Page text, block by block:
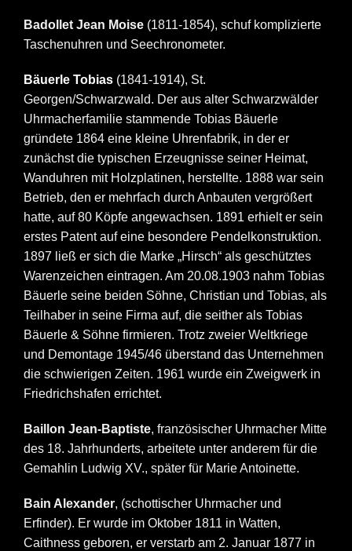
Badollet Jean Moise (1811-1854), schuf komplizierte
Taschenuhren und Seechronometer.
Bäuerle Tobias (1841-1914), St.
Georgen/Schwarzwald. Der aus alter Schwarzwälder
Uhrmacherfamilie stammende Tobias Bäuerle
gründete 1864 eine kleine Uhrenfabrik, in der er
zunächst die typischen Erzeugnisse seiner Heimat,
Wanduhren mit Holzplatinen, herstellte. 1888 war sein
Betrieb, den er mehrfach durch Anbauten vergrößert
hatte, auf 80 Köpfe angewachsen. 1891 erhielt er sein
erstes Patent auf eine besondere Pendelkonstruktion.
1897 ließ er sich die Marke „Hirsch“ als geschütztes
Warenzeichen eintragen. Am 20.08.1903 nahm Tobias
Bäuerle seine beiden Söhne, Christian und Tobias, als
Teilhaber in seine Firma auf, die seither als Tobias
Bäuerle & Söhne firmieren. Trotz zweier Weltkriege
und Demontage 1945/46 überstand das Unternehmen
die schwierigen Zeiten. 1961 wurde ein Zweigwerk in
Friedrichshafen errichtet.
Baillon Jean-Baptiste, französischer Uhrmacher Mitte
des 18. Jahrhunderts, arbeitete unter anderem für die
Gemahlin Ludwig XV., später für Marie Antoinette.
Bain Alexander, (schottischer Uhrmacher und
Erfinder). Er wurde im Oktober 1811 in Watten,
Caithness geboren, er verstarb am 2. Januar 1877 in